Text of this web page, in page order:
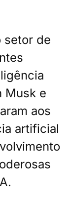
setor de
Musk e
aos
artificial